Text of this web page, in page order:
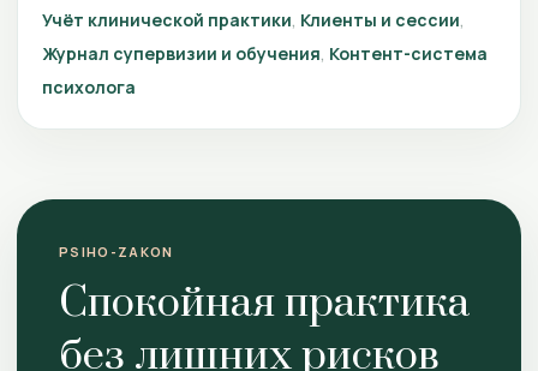
Учёт клинической практики Клиенты и сессии
Журнал супервизии и обучения Контент-система
психолога
PSIHO-ZAKON
Спокойная практика
без лишних рисков